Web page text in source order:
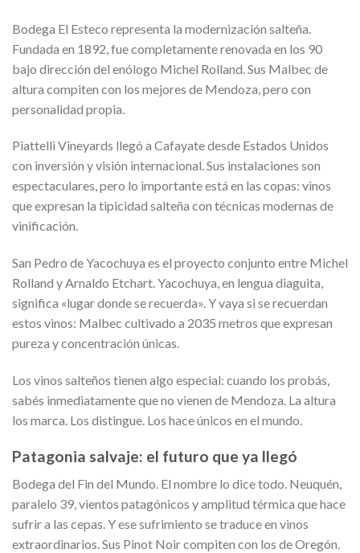
Bodega El Esteco representa la modernización salteña.
Fundada en 1892, fue completamente renovada en los 90
bajo dirección del enólogo Michel Rolland. Sus Malbec de
altura compiten con los mejores de Mendoza, pero con
personalidad propia.
Piattelli Vineyards llegó a Cafayate desde Estados Unidos
con inversión y visión internacional. Sus instalaciones son
espectaculares, pero lo importante está en las copas: vinos
que expresan la tipicidad salteña con técnicas modernas de
vinificación.
San Pedro de Yacochuya es el proyecto conjunto entre Michel
Rolland y Arnaldo Etchart. Yacochuya, en lengua diaguita,
significa «lugar donde se recuerda». Y vaya si se recuerdan
estos vinos: Malbec cultivado a 2035 metros que expresan
pureza y concentración únicas.
Los vinos salteños tienen algo especial: cuando los probás,
sabés inmediatamente que no vienen de Mendoza. La altura
los marca. Los distingue. Los hace únicos en el mundo.
Patagonia salvaje: el futuro que ya llegó
Bodega del Fin del Mundo. El nombre lo dice todo. Neuquén,
paralelo 39, vientos patagónicos y amplitud térmica que hace
sufrir a las cepas. Y ese sufrimiento se traduce en vinos
extraordinarios. Sus Pinot Noir compiten con los de Oregón.